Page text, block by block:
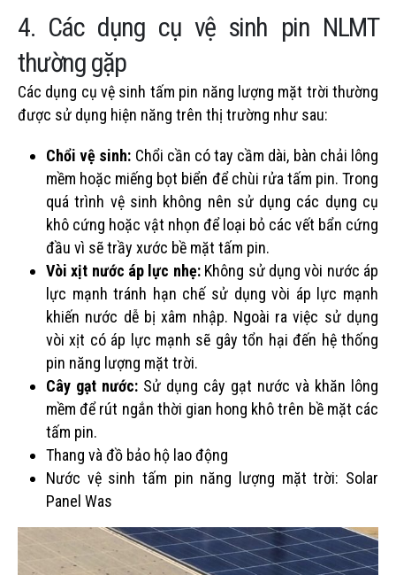
4. Các dụng cụ vệ sinh pin NLMT
thường gặp
Các dụng cụ vệ sinh tấm pin năng lượng mặt trời thường
được sử dụng hiện năng trên thị trường như sau:
Chổi vệ sinh: Chổi cần có tay cầm dài, bàn chải lông
mềm hoặc miếng bọt biển để chùi rửa tấm pin. Trong
quá trình vệ sinh không nên sử dụng các dụng cụ
khô cứng hoặc vật nhọn để loại bỏ các vết bẩn cứng
đầu vì sẽ trầy xước bề mặt tấm pin.
Vòi xịt nước áp lực nhẹ:Không sử dụng vòi nước áp
lực mạnh tránh hạn chế sử dụng vòi áp lực mạnh
khiến nước dễ bị xâm nhập. Ngoài ra việc sử dụng
vòi xịt có áp lực mạnh sẽ gây tổn hại đến hệ thống
pin năng lượng mặt trời.
Cây gạt nước: Sử dụng cây gạt nước và khăn lông
mềm để rút ngắn thời gian hong khô trên bề mặt các
tấm pin.
Thang và đồ bảo hộ lao động
Nước vệ sinh tấm pin năng lượng mặt trời: Solar
Panel Was